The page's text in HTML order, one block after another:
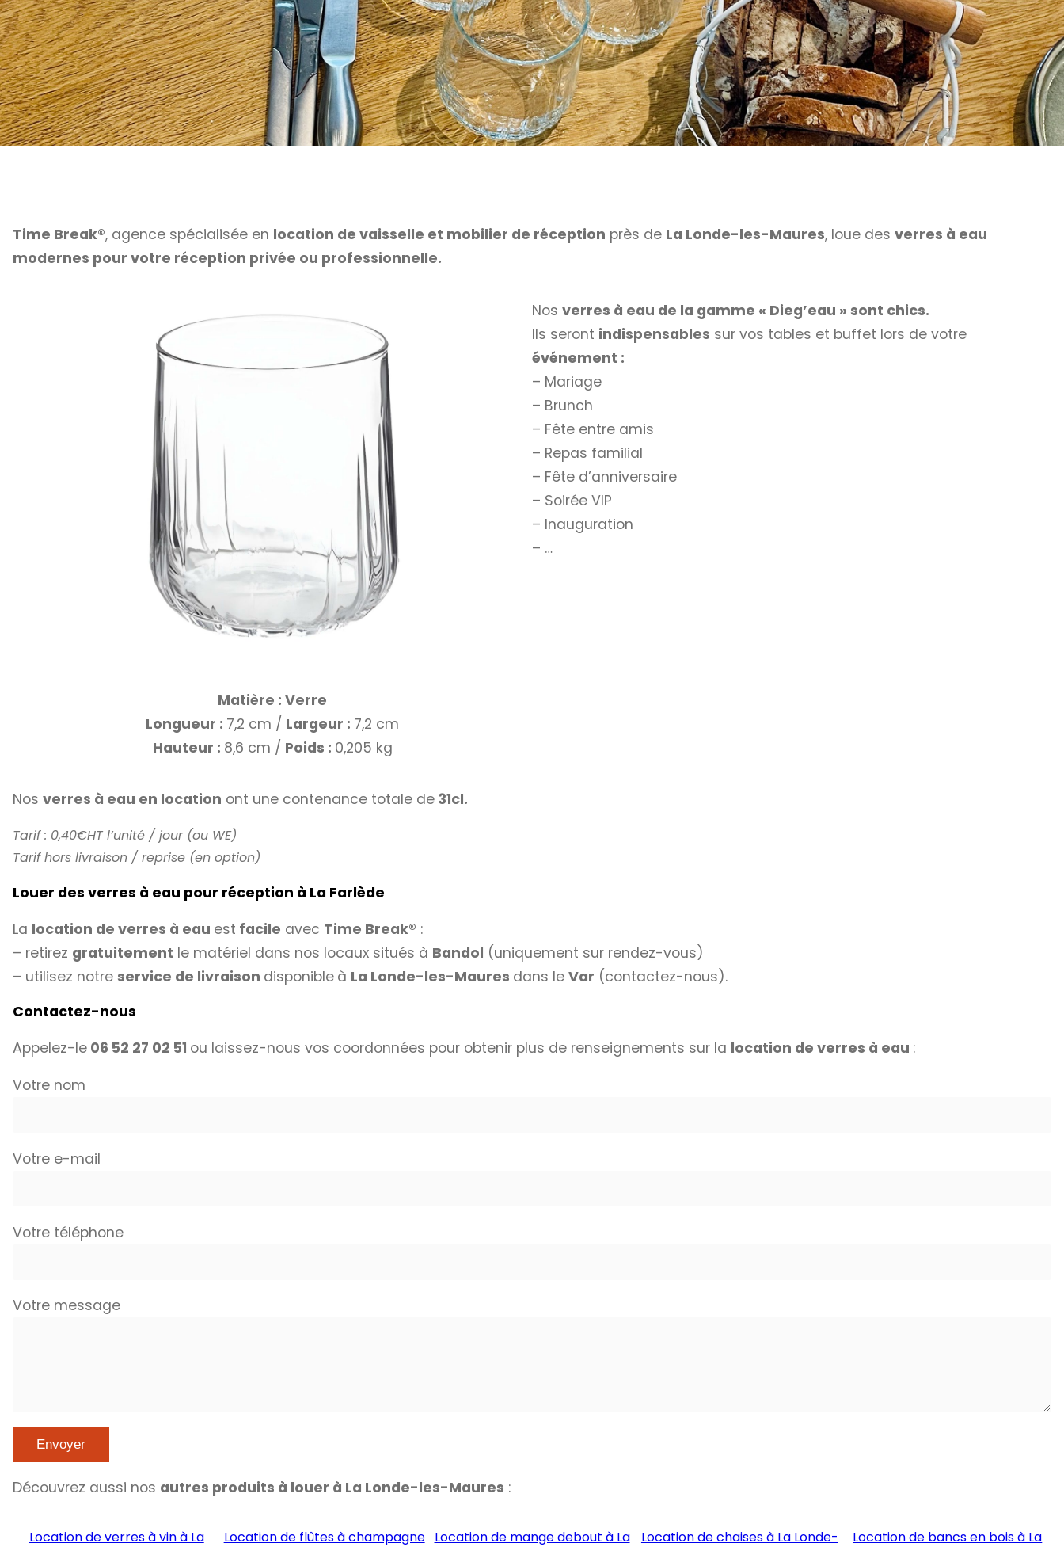
Time Break®, agence spécialisée en location de vaisselle et mobilier de réception près de La Londe-les-Maures, loue des verres à eau
modernes pour votre réception privée ou professionnelle.
Matière : Verre
Longueur : 7,2 cm / Largeur : 7,2 cm
Hauteur : 8,6 cm / Poids : 0,205 kg
Nos verres à eau de la gamme « Dieg’eau » sont chics.
Ils seront indispensables sur vos tables et buffet lors de votre
événement :
– Mariage
– Brunch
– Fête entre amis
– Repas familial
– Fête d’anniversaire
– Soirée VIP
– Inauguration
– …
Nos verres à eau en location ont une contenance totale de 31cl.
Tarif : 0,40€HT l’unité / jour (ou WE)
Tarif hors livraison / reprise (en option)
Louer des verres à eau pour réception à La Farlède
La location de verres à eau est facile avec Time Break® :
– retirez gratuitement le matériel dans nos locaux situés à Bandol (uniquement sur rendez-vous)
– utilisez notre service de livraison disponible à La Londe-les-Maures dans le Var (contactez-nous).
Contactez-nous
Appelez-le 06 52 27 02 51 ou laissez-nous vos coordonnées pour obtenir plus de renseignements sur la location de verres à eau :
Votre nom
Votre e-mail
Votre téléphone
Votre message
Découvrez aussi nos autres produits à louer à La Londe-les-Maures :
Location de verres à vin à La
Location de flûtes à champagne Location de mange debout à La
Location de chaises à La Londe-
Location de bancs en bois à La